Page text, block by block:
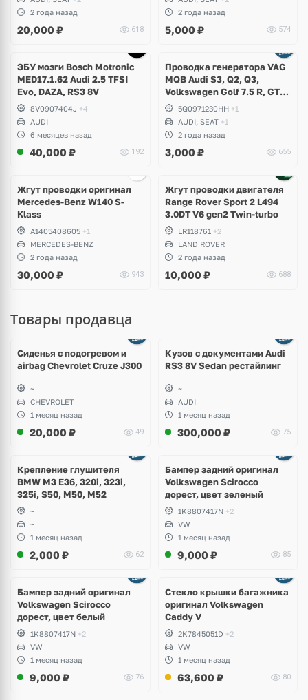
Skoda Superb, Kodiaq,
Karoq, Seat Tarraco
2 года назад
20,000 ₽ 618
Superb, Karoq, Seat Ateca,
Leon Cupra
2 года назад
5,000 ₽ 574
ЭБУ мозги Bosch Motronic
MED17.1.62 Audi 2.5 TFSI
Evo, DAZA, RS3 8V
8V0907404J +4
AUDI
6 месяцев назад
40,000 ₽ 192
Проводка генератора VAG
MQB Audi S3, Q2, Q3,
Volkswagen Golf 7.5 R, GTI,
T-Roc, Passat B8, Arteon,
Seat Leon Cupra, Tarraco
5Q0971230HH +1
AUDI, SEAT +1
2 года назад
3,000 ₽ 655
Жгут проводки оригинал
Mercedes-Benz W140 S-
Klass
A1405408605 +1
MERCEDES-BENZ
2 года назад
30,000 ₽ 943
Жгут проводки двигателя
Range Rover Sport 2 L494
3.0DT V6 gen2 Twin-turbo
LR118761 +2
LAND ROVER
2 года назад
10,000 ₽ 688
Товары продавца
Сиденья с подогревом и
airbag Chevrolet Cruze J300
~
CHEVROLET
1 месяц назад
20,000 ₽ 49
Кузов с документами Audi
RS3 8V Sedan рестайлинг
~
AUDI
1 месяц назад
300,000 ₽ 75
Крепление глушителя
BMW M3 E36, 320i, 323i,
325i, S50, M50, M52
~
~
1 месяц назад
2,000 ₽ 62
Бампер задний оригинал
Volkswagen Scirocco
дорест, цвет зеленый
1K8807417N +2
VW
1 месяц назад
9,000 ₽ 85
Бампер задний оригинал
Volkswagen Scirocco
дорест, цвет белый
1K8807417N +2
VW
1 месяц назад
9,000 ₽ 76
Стекло крышки багажника
оригинал Volkswagen
Caddy V
2K7845051D +2
VW
1 месяц назад
63,600 ₽ 80